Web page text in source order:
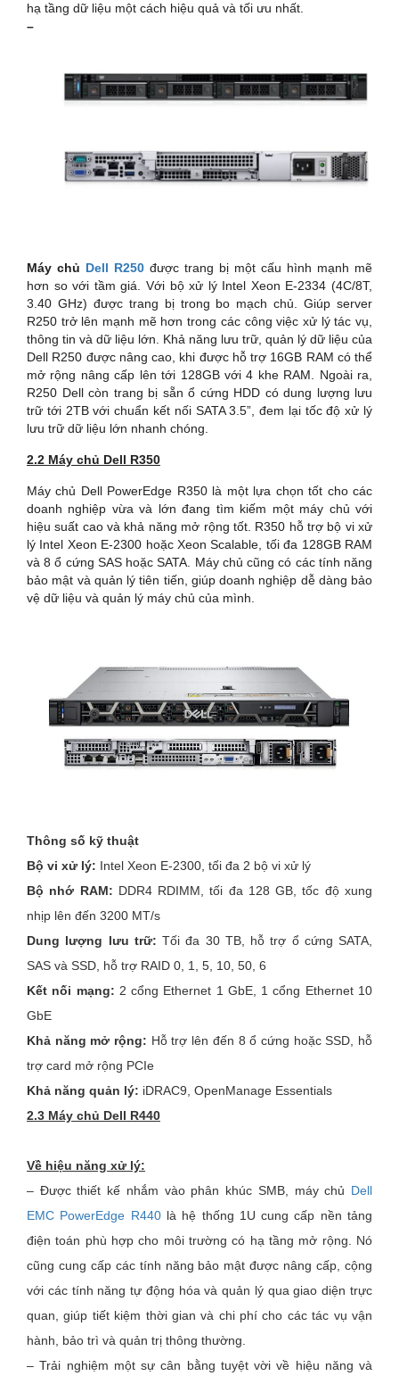
hạ tầng dữ liệu một cách hiệu quả và tối ưu nhất.
–
Máy chủ Dell R250 được trang bị một cấu hình mạnh mẽ
hơn so với tầm giá. Với bộ xử lý Intel Xeon E-2334 (4C/8T,
3.40 GHz) được trang bị trong bo mạch chủ. Giúp server
R250 trở lên mạnh mẽ hơn trong các công việc xử lý tác vụ,
thông tin và dữ liệu lớn. Khả năng lưu trữ, quản lý dữ liệu của
Dell R250 được nâng cao, khi được hỗ trợ 16GB RAM có thể
mở rộng nâng cấp lên tới 128GB với 4 khe RAM. Ngoài ra,
R250 Dell còn trang bị sẵn ổ cứng HDD có dung lượng lưu
trữ tới 2TB với chuẩn kết nối SATA 3.5”, đem lại tốc độ xử lý
lưu trữ dữ liệu lớn nhanh chóng.
2.2 Máy chủ Dell R350
Máy chủ Dell PowerEdge R350 là một lựa chọn tốt cho các
doanh nghiệp vừa và lớn đang tìm kiếm một máy chủ với
hiệu suất cao và khả năng mở rộng tốt. R350 hỗ trợ bộ vi xử
lý Intel Xeon E-2300 hoặc Xeon Scalable, tối đa 128GB RAM
và 8 ổ cứng SAS hoặc SATA. Máy chủ cũng có các tính năng
bảo mật và quản lý tiên tiến, giúp doanh nghiệp dễ dàng bảo
vệ dữ liệu và quản lý máy chủ của mình.
Thông số kỹ thuật
Bộ vi xử lý: Intel Xeon E-2300, tối đa 2 bộ vi xử lý
Bộ nhớ RAM: DDR4 RDIMM, tối đa 128 GB, tốc độ xung
nhịp lên đến 3200 MT/s
Dung lượng lưu trữ: Tối đa 30 TB, hỗ trợ ổ cứng SATA,
SAS và SSD, hỗ trợ RAID 0, 1, 5, 10, 50, 6
Kết nối mạng: 2 cổng Ethernet 1 GbE, 1 cổng Ethernet 10
GbE
Khả năng mở rộng: Hỗ trợ lên đến 8 ổ cứng hoặc SSD, hỗ
trợ card mở rộng PCIe
Khả năng quản lý: iDRAC9, OpenManage Essentials
2.3 Máy chủ Dell R440
Về hiệu năng xử lý:
– Được thiết kế nhắm vào phân khúc SMB, máy chủ Dell
EMC PowerEdge R440là hệ thống 1U cung cấp nền tảng
điện toán phù hợp cho môi trường có hạ tầng mở rộng. Nó
cũng cung cấp các tính năng bảo mật được nâng cấp, cộng
với các tính năng tự động hóa và quản lý qua giao diện trực
quan, giúp tiết kiệm thời gian và chi phí cho các tác vụ vận
hành, bảo trì và quản trị thông thường.
– Trải nghiệm một sự cân bằng tuyệt vời về hiệu năng và